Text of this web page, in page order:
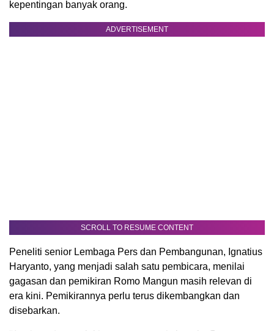
kepentingan banyak orang.
ADVERTISEMENT
SCROLL TO RESUME CONTENT
Peneliti senior Lembaga Pers dan Pembangunan, Ignatius
Haryanto, yang menjadi salah satu pembicara, menilai
gagasan dan pemikiran Romo Mangun masih relevan di
era kini. Pemikirannya perlu terus dikembangkan dan
disebarkan.